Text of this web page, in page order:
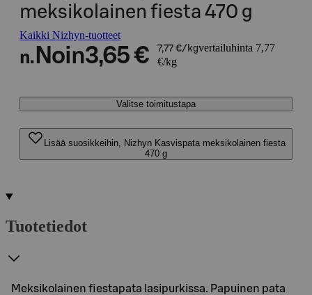
meksikolainen fiesta 470 g
Kaikki Nizhyn-tuotteet
n. Noin3,65 € 7,77 €/kgvertailuhinta 7,77
€/kg
Valitse toimitustapa
Lisää suosikkeihin, Nizhyn Kasvispata meksikolainen fiesta
470 g
Tuotetiedot
Meksikolainen fiestapata lasipurkissa. Papuinen pata